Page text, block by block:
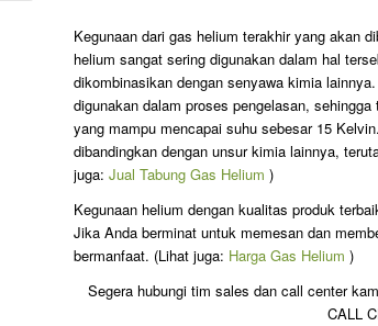
Kegunaan dari gas helium terakhir yang akan
helium sangat sering digunakan dalam hal
dikombinasikan dengan senyawa kimia
digunakan dalam proses pengelasan,
yang mampu mencapai suhu sebesar 15
dibandingkan dengan unsur kimia lainnya,
juga: Jual Tabung Gas Helium )
Kegunaan helium dengan kualitas produk
Jika Anda berminat untuk memesan dan
bermanfaat. (Lihat juga: Harga Gas Helium )
Segera hubungi tim sales dan call center
CALL